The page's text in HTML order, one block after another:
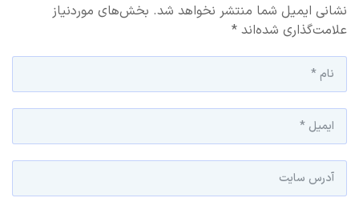
نشانی ایمیل شما منتشر نخواهد شد. بخش‌های موردنیاز
علامت‌گذاری شده‌اند *